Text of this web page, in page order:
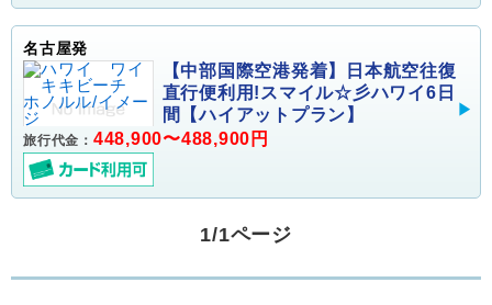
名古屋発
【中部国際空港発着】日本航空往復
直行便利用!スマイル☆彡ハワイ6日
間【ハイアットプラン】
旅行代金： 448,900〜488,900円
1/1ページ